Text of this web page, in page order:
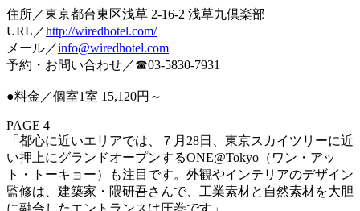
住所／東京都台東区浅草 2-16-2 浅草九倶楽部
URL／http://wiredhotel.com/
メール／info@wiredhotel.com
予約・お問い合わせ／☎03-5830-7931
●料金／個室1室 15,120円～
PAGE 4
「都心に近いエリアでは、７月28日、東京スカイツリーに近
い押上にグランドオープンするONE@Tokyo（ワン・アッ
ト・トーキョー）も注目です。外観やインテリアのデザイン
監修は、建築家・隈研吾さんで、工業素材と自然素材を大胆